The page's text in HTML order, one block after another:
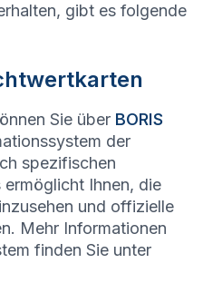
gibt es folgende
Sie über BORIS
der
spezifischen
ermöglicht Ihnen, die
und offizielle
Mehr Informationen
finden Sie unter